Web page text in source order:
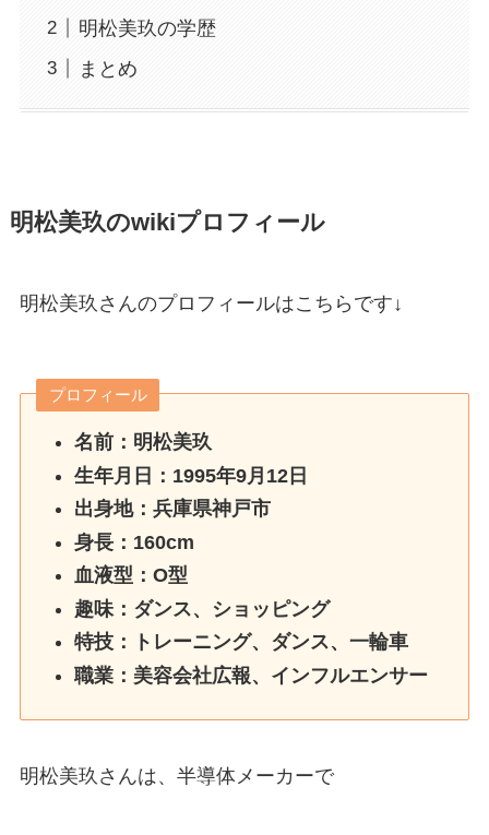
明松美玖の学歴
まとめ
明松美玖のwikiプロフィール
明松美玖さんのプロフィールはこちらです↓
プロフィール
名前：明松美玖
生年月日：1995年9月12日
出身地：兵庫県神戸市
身長：160cm
血液型：O型
趣味：ダンス、ショッピング
特技：トレーニング、ダンス、一輪車
職業：美容会社広報、インフルエンサー
明松美玖さんは、半導体メーカーで